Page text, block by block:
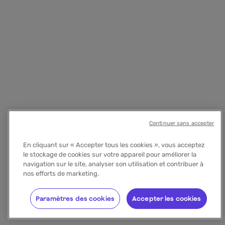
En cliquant sur « Accepter tous les cookies », vous acceptez
le stockage de cookies sur votre appareil pour améliorer la
navigation sur le site, analyser son utilisation et contribuer à
nos efforts de marketing.
Accepter les cookies
Paramètres des cookies
Continuer sans accepter